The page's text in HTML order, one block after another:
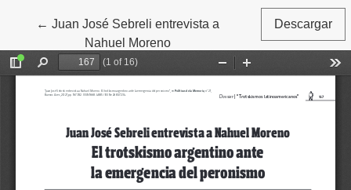
←Volver a los detalles del artículo
Juan José Sebreli entrevista a
Nahuel Moreno
Descargar